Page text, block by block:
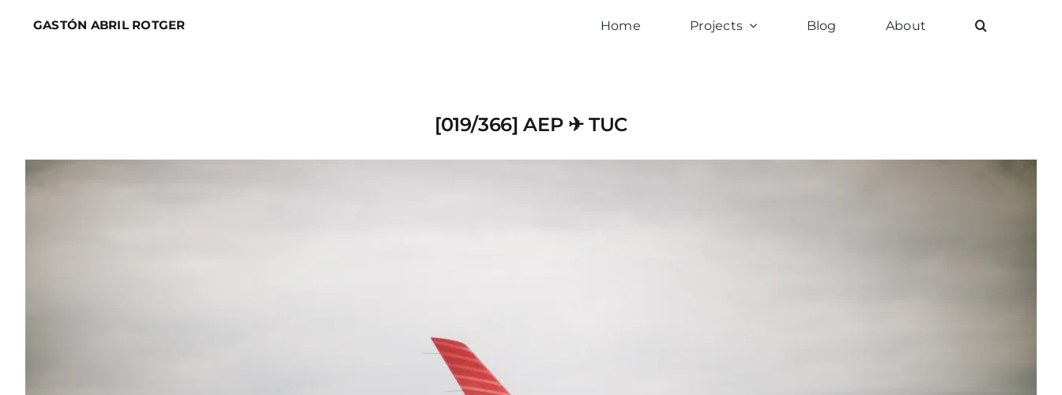
GASTÓN ABRIL ROTGER Home Projects Blog About
[019/366] AEP ✈︎ TUC